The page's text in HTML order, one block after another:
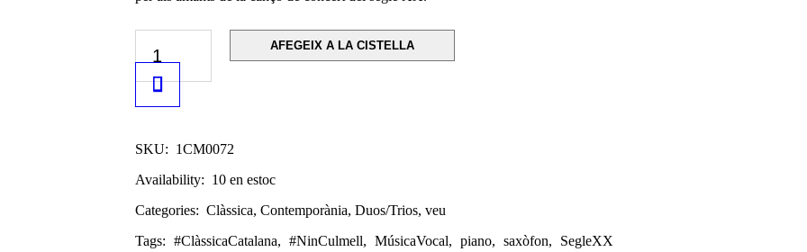
AFEGEIX A LA CISTELLA
SKU: 1CM0072
Availability: 10 en estoc
Categories: Clàssica, Contemporània, Duos/Trios, veu
Tags: #ClàssicaCatalana, #NinCulmell, MúsicaVocal, piano, saxòfon, SegleXX